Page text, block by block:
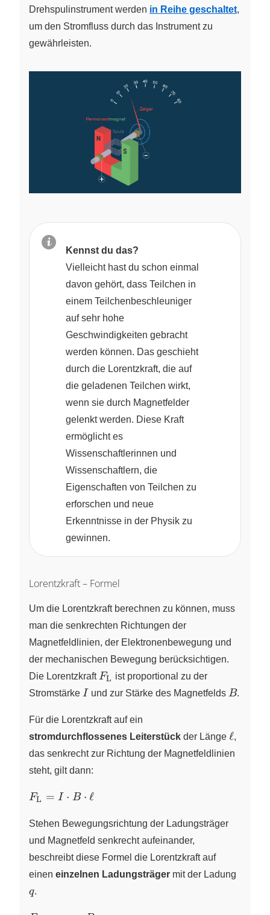
Drehspulinstrument werden in Reihe geschaltet,
um den Stromfluss durch das Instrument zu
gewährleisten.
Kennst du das?
Vielleicht hast du schon einmal
davon gehört, dass Teilchen in
einem Teilchenbeschleuniger
auf sehr hohe
Geschwindigkeiten gebracht
werden können. Das geschieht
durch die Lorentzkraft, die auf
die geladenen Teilchen wirkt,
wenn sie durch Magnetfelder
gelenkt werden. Diese Kraft
ermöglicht es
Wissenschaftlerinnen und
Wissenschaftlern, die
Eigenschaften von Teilchen zu
erforschen und neue
Erkenntnisse in der Physik zu
gewinnen.
Lorentzkraft – Formel
Um die Lorentzkraft berechnen zu können, muss
man die senkrechten Richtungen der
Magnetfeldlinien, der Elektronenbewegung und
der mechanischen Bewegung berücksichtigen.
Die Lorentzkraft F_\text{L}
FL ist proportional zu der
Stromstärke I
I und zur Stärke des Magnetfelds B
B.
Für die Lorentzkraft auf ein
stromdurchflossenes Leiterstück der Länge \ell
ℓ,
das senkrecht zur Richtung der Magnetfeldlinien
steht, gilt dann:
F_\text{L}=I
\ell
FL = I ⋅ B ⋅ ℓ
Stehen Bewegungsrichtung der Ladungsträger
und Magnetfeld senkrecht aufeinander,
beschreibt diese Formel die Lorentzkraft auf
einen einzelnen Ladungsträger mit der Ladung
q.